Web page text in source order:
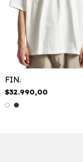
FIN.
$32.990,00